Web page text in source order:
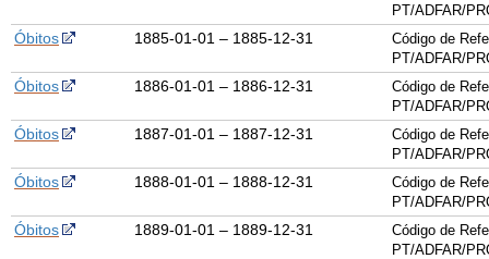
PT/ADFAR/
Óbitos 1885-01-01 – 1885-12-31
Código de
PT/ADFAR/
Óbitos 1886-01-01 – 1886-12-31
Código de
PT/ADFAR/
Óbitos 1887-01-01 – 1887-12-31
Código de
PT/ADFAR/
Óbitos 1888-01-01 – 1888-12-31
Código de
PT/ADFAR/
Óbitos 1889-01-01 – 1889-12-31
Código de
PT/ADFAR/